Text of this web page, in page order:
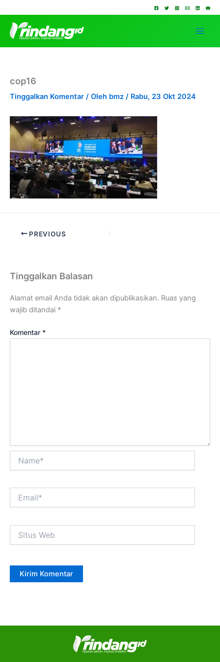
ke
konten
cop16
Tinggalkan Komentar / Oleh bmz / Rabu, 23 Okt 2024
PREVIOUS
Tinggalkan Balasan
Alamat email Anda tidak akan dipublikasikan. Ruas yang
wajib ditandai *
Komentar *
Web